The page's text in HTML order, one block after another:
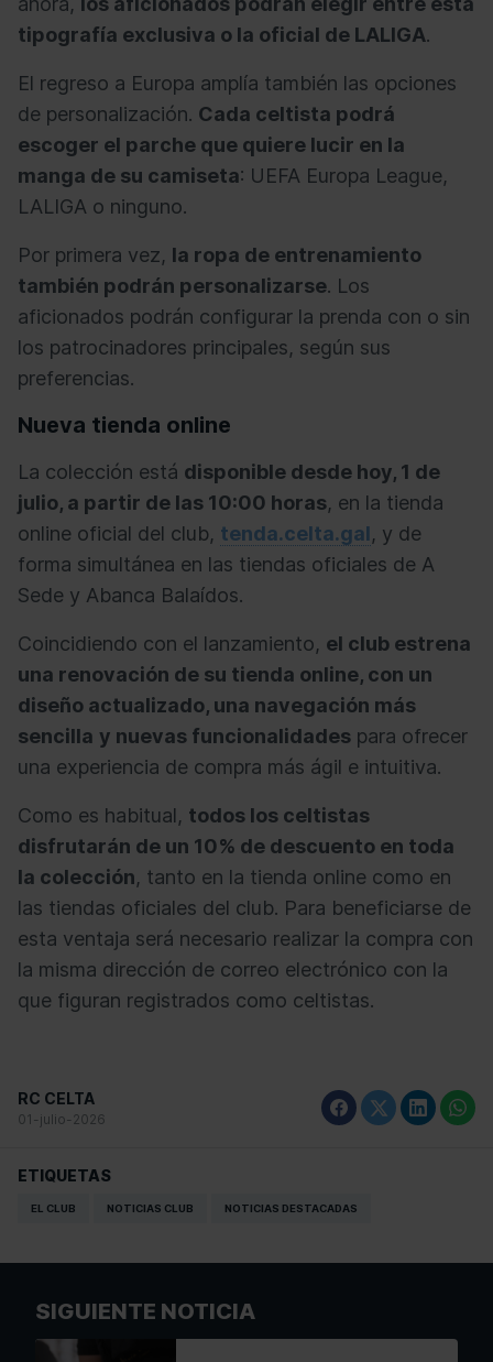
tipografía exclusiva o la oficial de LALIGA.
El regreso a Europa amplía también las opciones
de personalización. Cada celtista podrá
escoger el parche que quiere lucir en la
manga de su camiseta: UEFA Europa League,
LALIGA o ninguno.
Por primera vez, la ropa de entrenamiento
también podrán personalizarse. Los
aficionados podrán configurar la prenda con o sin
los patrocinadores principales, según sus
preferencias.
Nueva tienda online
La colección está disponible desde hoy, 1 de
julio, a partir de las 10:00 horas, en la tienda
online oficial del club, tenda.celta.gal, y de
forma simultánea en las tiendas oficiales de A
Sede y Abanca Balaídos.
Coincidiendo con el lanzamiento, el club estrena
una renovación de su tienda online, con un
diseño actualizado, una navegación más
sencilla y nuevas funcionalidades para ofrecer
una experiencia de compra más ágil e intuitiva.
Como es habitual, todos los celtistas
disfrutarán de un 10% de descuento en toda
la colección, tanto en la tienda online como en
las tiendas oficiales del club. Para beneficiarse de
esta ventaja será necesario realizar la compra con
la misma dirección de correo electrónico con la
que figuran registrados como celtistas.
RC CELTA
01-julio-2026
ETIQUETAS
EL CLUB NOTICIAS CLUB NOTICIAS DESTACADAS
SIGUIENTE NOTICIA